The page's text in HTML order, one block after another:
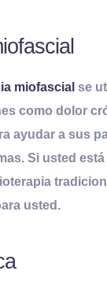
miofascial se
como dolor
ayudar a sus
Si usted
usted.